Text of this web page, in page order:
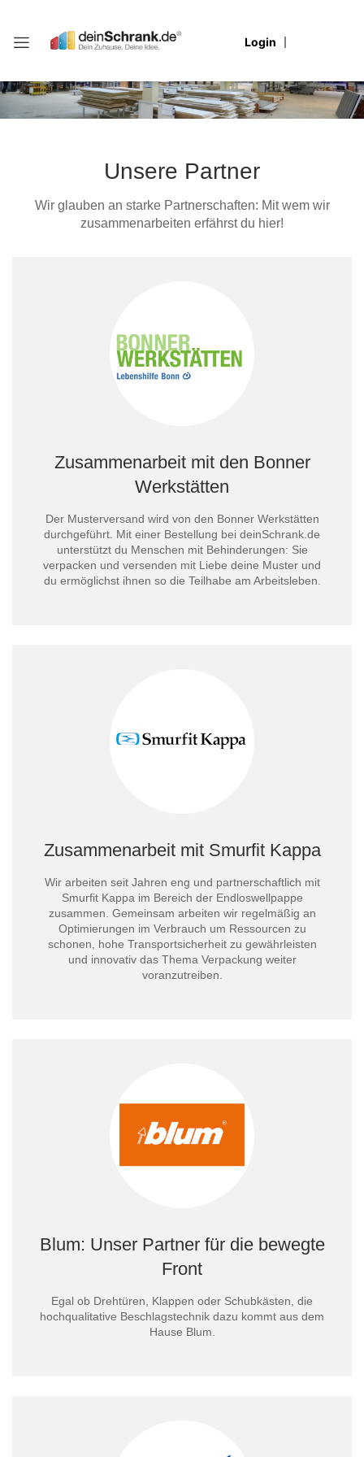
Login
Unsere Partner
Wir glauben an starke Partnerschaften: Mit wem wir
zusammenarbeiten erfährst du hier!
Zusammenarbeit mit den Bonner
Werkstätten
Der Musterversand wird von den Bonner Werkstätten
durchgeführt. Mit einer Bestellung bei deinSchrank.de
unterstützt du Menschen mit Behinderungen: Sie
verpacken und versenden mit Liebe deine Muster und
du ermöglichst ihnen so die Teilhabe am Arbeitsleben.
Zusammenarbeit mit Smurfit Kappa
Wir arbeiten seit Jahren eng und partnerschaftlich mit
Smurfit Kappa im Bereich der Endloswellpappe
zusammen. Gemeinsam arbeiten wir regelmäßig an
Optimierungen im Verbrauch um Ressourcen zu
schonen, hohe Transportsicherheit zu gewährleisten
und innovativ das Thema Verpackung weiter
voranzutreiben.
Blum: Unser Partner für die bewegte
Front
Egal ob Drehtüren, Klappen oder Schubkästen, die
hochqualitative Beschlagstechnik dazu kommt aus dem
Hause Blum.
Partner
Presse
Stellenangebote
Arbeitsvorbereitung
Einkauf & Logistik
Marketing & PR
Jobprofile & Videos
Team-Stimmen
Für Bewerber
Für Service-Partner
Für Kunden
Kunden-Login